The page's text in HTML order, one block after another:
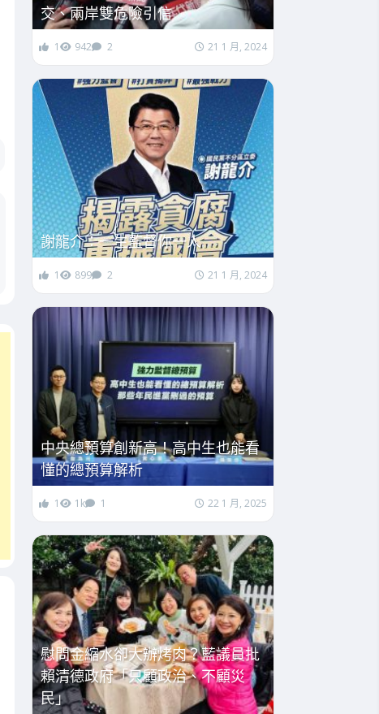
交、兩岸雙危險引信
1 942 2 21 1 月, 2024
謝龍介：一生監督你一人
1 899 2 21 1 月, 2024
中央總預算創新高！高中生也能看
懂的總預算解析
1 1k 1 22 1 月, 2025
慰問金縮水卻大辦烤肉？藍議員批
賴清德政府「只顧政治、不顧災
民」